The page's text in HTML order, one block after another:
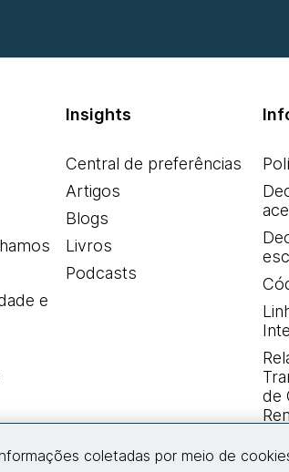
e
Insights
Central de preferências
Artigos
Blogs
Livros
Podcasts
de
Entre em contato
coletadas por meio de